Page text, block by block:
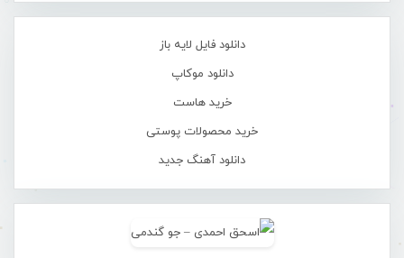
دانلود فایل لایه باز
دانلود موکاپ
خرید هاست
خرید محصولات پوستی
دانلود آهنگ جدید